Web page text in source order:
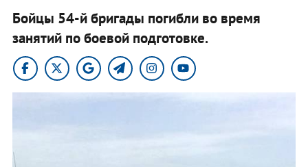
Бойцы 54-й бригады погибли во время
занятий по боевой подготовке.